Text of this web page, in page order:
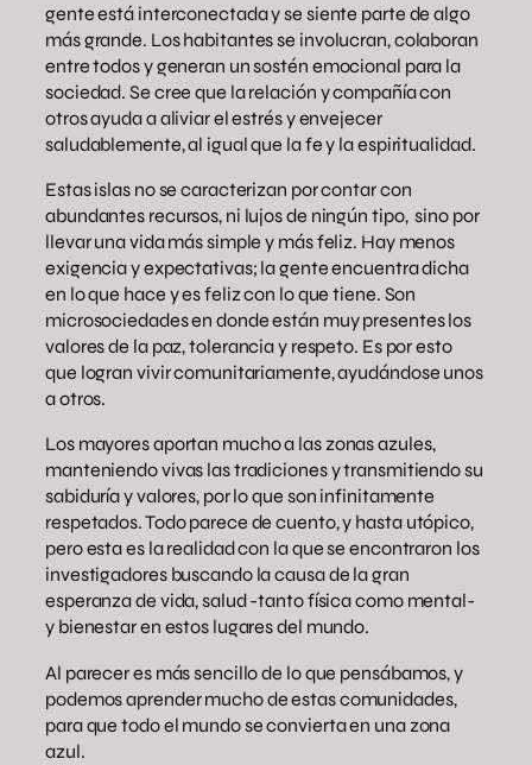
gente está interconectada y se siente parte de algo
más grande. Los habitantes se involucran, colaboran
entre todos y generan un sostén emocional para la
sociedad. Se cree que la relación y compañía con
otros ayuda a aliviar el estrés y envejecer
saludablemente, al igual que la fe y la espiritualidad.
Estas islas no se caracterizan por contar con
abundantes recursos, ni lujos de ningún tipo, sino por
llevar una vida más simple y más feliz. Hay menos
exigencia y expectativas; la gente encuentra dicha
en lo que hace y es feliz con lo que tiene. Son
microsociedades en donde están muy presentes los
valores de la paz, tolerancia y respeto. Es por esto
que logran vivir comunitariamente, ayudándose unos
a otros.
Los mayores aportan mucho a las zonas azules,
manteniendo vivas las tradiciones y transmitiendo su
sabiduría y valores, por lo que son infinitamente
respetados. Todo parece de cuento, y hasta utópico,
pero esta es la realidad con la que se encontraron los
investigadores buscando la causa de la gran
esperanza de vida, salud -tanto física como mental-
y bienestar en estos lugares del mundo.
Al parecer es más sencillo de lo que pensábamos, y
podemos aprender mucho de estas comunidades,
para que todo el mundo se convierta en una zona
azul.